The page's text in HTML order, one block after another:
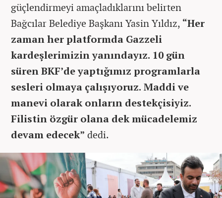
güçlendirmeyi amaçladıklarını belirten
Bağcılar Belediye Başkanı Yasin Yıldız, “Her
zaman her platformda Gazzeli
kardeşlerimizin yanındayız. 10 gün
süren BKF’de yaptığımız programlarla
sesleri olmaya çalışıyoruz. Maddi ve
manevi olarak onların destekçisiyiz.
Filistin özgür olana dek mücadelemiz
devam edecek” dedi.